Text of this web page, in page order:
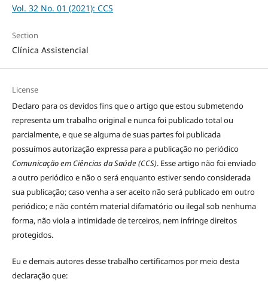
Vol. 32 No. 01 (2021): CCS
Section
Clínica Assistencial
License
Declaro para os devidos fins que o artigo que estou submetendo
representa um trabalho original e nunca foi publicado total ou
parcialmente, e que se alguma de suas partes foi publicada
possuímos autorização expressa para a publicação no periódico
Comunicação em Ciências da Saúde (CCS). Esse artigo não foi enviado
a outro periódico e não o será enquanto estiver sendo considerada
sua publicação; caso venha a ser aceito não será publicado em outro
periódico; e não contém material difamatório ou ilegal sob nenhuma
forma, não viola a intimidade de terceiros, nem infringe direitos
protegidos.
Eu e demais autores desse trabalho certificamos por meio desta
declaração que: